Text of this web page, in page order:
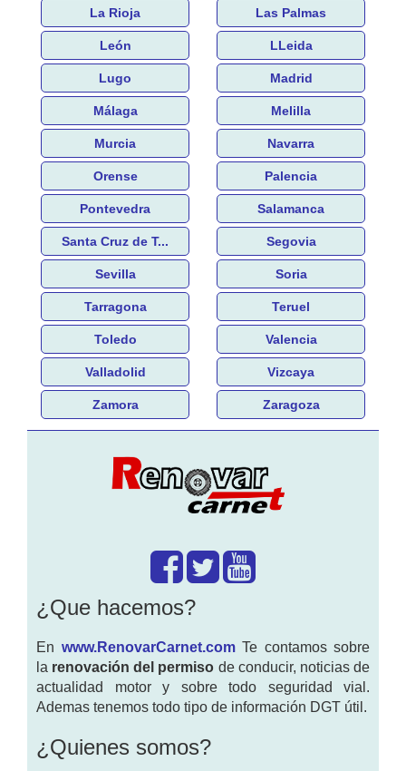
La Rioja Las Palmas
León LLeida
Lugo Madrid
Málaga Melilla
Murcia Navarra
Orense Palencia
Pontevedra Salamanca
Santa Cruz de T... Segovia
Sevilla Soria
Tarragona Teruel
Toledo Valencia
Valladolid Vizcaya
Zamora Zaragoza
¿Que hacemos?
En www.RenovarCarnet.comTe contamos sobre
la renovación del permiso de conducir, noticias de
actualidad motor y sobre todo seguridad vial.
Ademas tenemos todo tipo de información DGT útil.
¿Quienes somos?